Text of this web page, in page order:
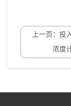
上一页：投
浓度